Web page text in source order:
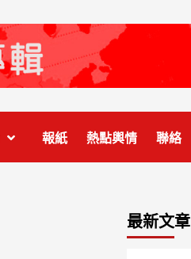
報紙 熱點輿情 聯絡
最新文章